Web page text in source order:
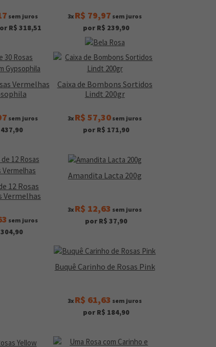
sem juros
R$ 318,51
3x R$ 79,97 sem juros
por R$ 239,90
Vermelhas
sem juros
Caixa de Bombons Sortidos
Lindt 200gr
3x R$ 57,30 sem juros
por R$ 171,90
12 Rosas
Vermelhas
sem juros
Amandita Lacta 200g
3x R$ 12,63 sem juros
por R$ 37,90
Buquê Carinho de Rosas Pink
3x R$ 61,63 sem juros
por R$ 184,90